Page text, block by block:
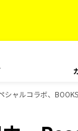
ャルコラボ、